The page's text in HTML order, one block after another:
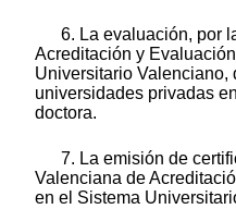
6. La evaluación, por
Acreditación y
Universitario Valenciano,
universidades privadas
doctora.
7. La emisión de
Valenciana de
en el Sistema